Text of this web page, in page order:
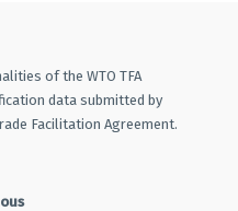
of the WTO TFA
data submitted by
Facilitation Agreement.